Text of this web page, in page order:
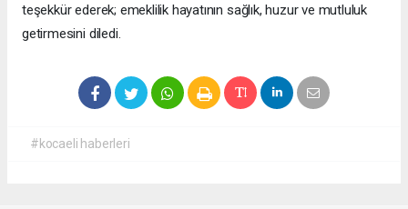
teşekkür ederek; emeklilik hayatının sağlık, huzur ve mutluluk
getirmesini diledi.
#kocaeli haberleri